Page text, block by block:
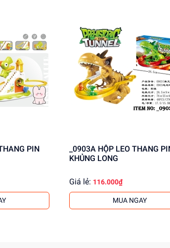
_0903A HỘP LEO THANG PIN
KHỦNG LONG
Giá lẻ: 116.000₫
MUA NGAY